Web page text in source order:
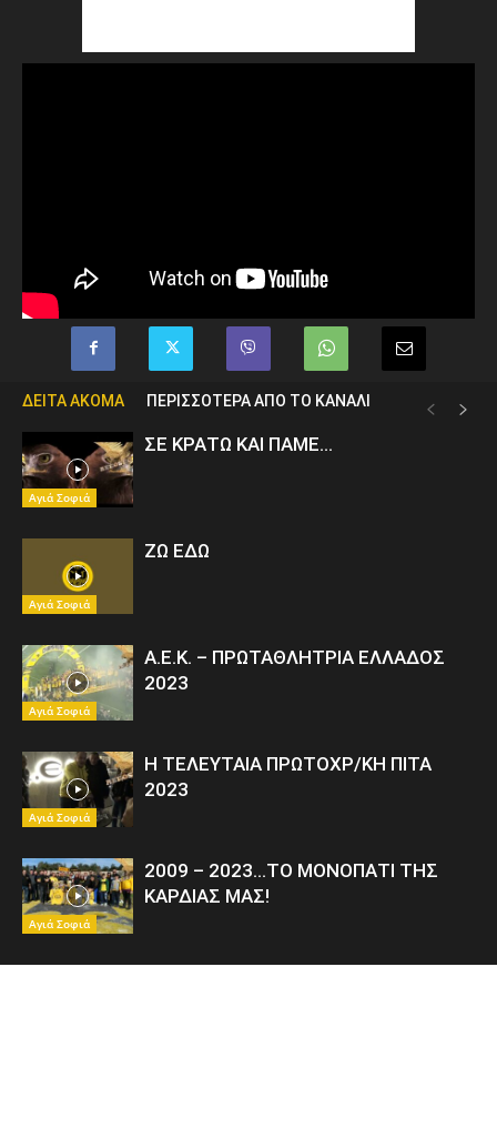
ΔΕΙΤΑ ΑΚΟΜΑ ΠΕΡΙΣΣΟΤΕΡΑ ΑΠΟ ΤΟ ΚΑΝΑΛΙ
Αγιά Σοφιά
ΣΕ ΚΡΑΤΩ ΚΑΙ ΠΑΜΕ…
Αγιά Σοφιά
ΖΩ ΕΔΩ
Αγιά Σοφιά
Α.Ε.Κ. – ΠΡΩΤΑΘΛΗΤΡΙΑ ΕΛΛΑΔΟΣ
2023
Αγιά Σοφιά
Η ΤΕΛΕΥΤΑΙΑ ΠΡΩΤΟΧΡ/ΚΗ ΠΙΤΑ
2023
Αγιά Σοφιά
2009 – 2023…ΤΟ ΜΟΝΟΠΑΤΙ ΤΗΣ
ΚΑΡΔΙΑΣ ΜΑΣ!